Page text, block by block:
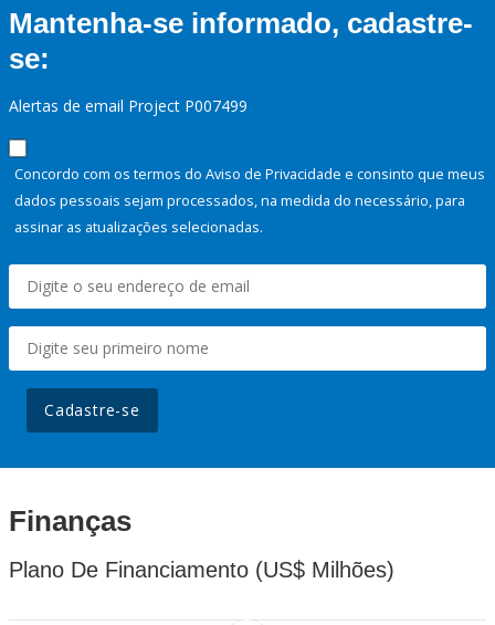
Mantenha-se informado, cadastre-
se:
Alertas de email Project P007499
Concordo com os termos do Aviso de Privacidade e consinto que meus
dados pessoais sejam processados, na medida do necessário, para
assinar as atualizações selecionadas.
Cadastre-se
Finanças
Plano De Financiamento (US$ Milhões)